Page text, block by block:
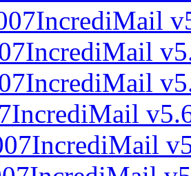
IncrediMail
IncrediMail
IncrediMail
IncrediMail
IncrediMail